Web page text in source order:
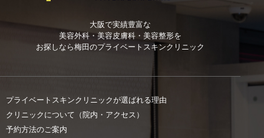
大阪で実績豊富な
美容外科・美容皮膚科・美容整形を
お探しなら梅田のプライベートスキンクリニック
プライベートスキンクリニックが選ばれる理由
クリニックについて（院内・アクセス）
予約方法のご案内